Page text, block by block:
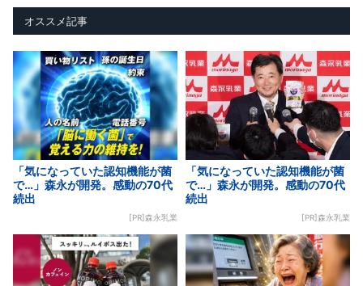
オススメ記事
「気になっていた認知機能が菌
で…」森永が開発。感動の70代
続出
[PR]森永乳業
「気になっていた認知機能が菌
で…」森永が開発。感動の70代
続出
[PR]森永乳業